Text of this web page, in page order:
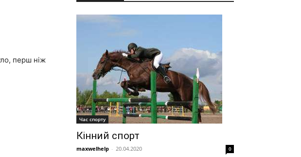
перш ніж
Час спорту
Кінний спорт
maxwelhelp - 20.04.2020 0